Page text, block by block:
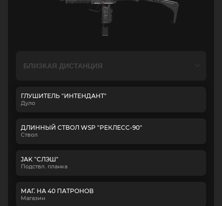
ГЛУШИТЕЛЬ "ИНТЕНДАНТ"
Дуло
ДЛИННЫЙ СТВОЛ WSP "РЕКЛЕСС-90"
Ствол
JAK "СЛЭШ"
Подствл. планка
МАГ. НА 40 ПАТРОНОВ
Магазин